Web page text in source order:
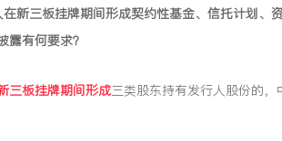
在新三板挂牌期间形成契约性基金、信托计划、
露有何要求？
三板挂牌期间形成三类股东持有发行人股份的